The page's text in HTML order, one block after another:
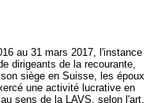
au 31 mars 2017, l'instance
dirigeants de la recourante,
siège en Suisse, les époux
une activité lucrative en
sens de la LAVS, selon l'art.